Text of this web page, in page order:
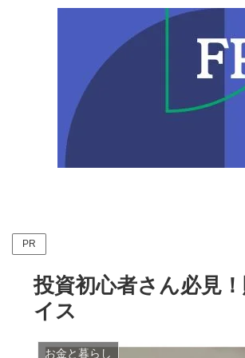
PR
投資初心者さん必見
イス
お金と暮らし